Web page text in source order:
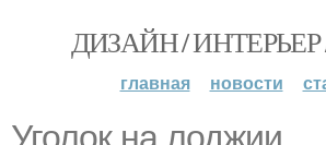
ДИЗАЙН / ИНТЕРЬЕР
главная новости